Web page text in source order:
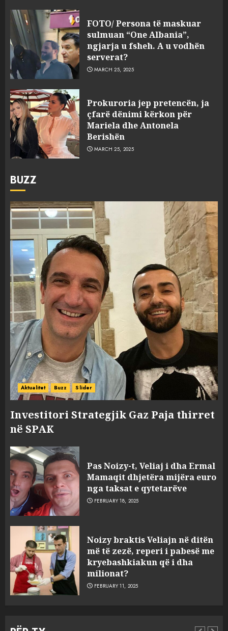
FOTO/ Persona të maskuar
sulmuan “One Albania”,
ngjarja u fsheh. A u vodhën
serverat?
MARCH 25, 2025
Prokuroria jep pretencën, ja
çfarë dënimi kërkon për
Mariela dhe Antonela
Berishën
MARCH 25, 2025
BUZZ
Aktualitet Buzz Slider
Investitori Strategjik Gaz Paja thirret
në SPAK
Pas Noizy-t, Veliaj i dha Ermal
Mamaqit dhjetëra mijëra euro
nga taksat e qytetarëve
FEBRUARY 18, 2025
Noizy braktis Veliajn në ditën
më të zezë, reperi i pabesë me
kryebashkiakun që i dha
milionat?
FEBRUARY 11, 2025
3
sulmuan “One Albania”,
ngjarja u fsheh. A u vodhën
serverat?
MARCH 25, 2025